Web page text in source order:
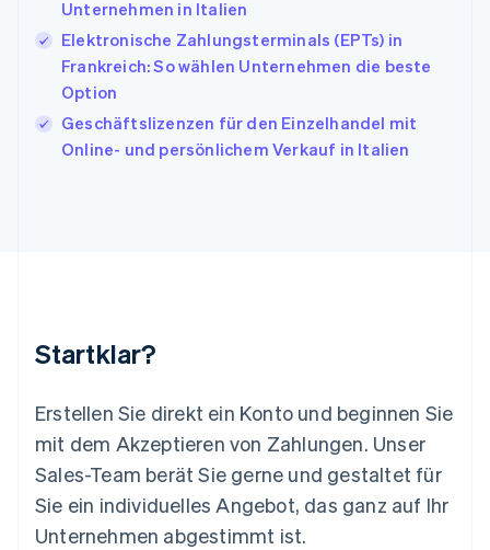
Unternehmen in Italien
Elektronische Zahlungsterminals (EPTs) in
Frankreich: So wählen Unternehmen die beste
Option
Geschäftslizenzen für den Einzelhandel mit
Online- und persönlichem Verkauf in Italien
Startklar?
Erstellen Sie direkt ein Konto und beginnen Sie
mit dem Akzeptieren von Zahlungen. Unser
Sales-Team berät Sie gerne und gestaltet für
Sie ein individuelles Angebot, das ganz auf Ihr
Unternehmen abgestimmt ist.
English Français
Kroatien
EnglishItaliano
Lettland
English
Liechtenstein
Deutsch English
Mexiko
English
Niederlande
Nederlands English
Norwegen
English
Österreich